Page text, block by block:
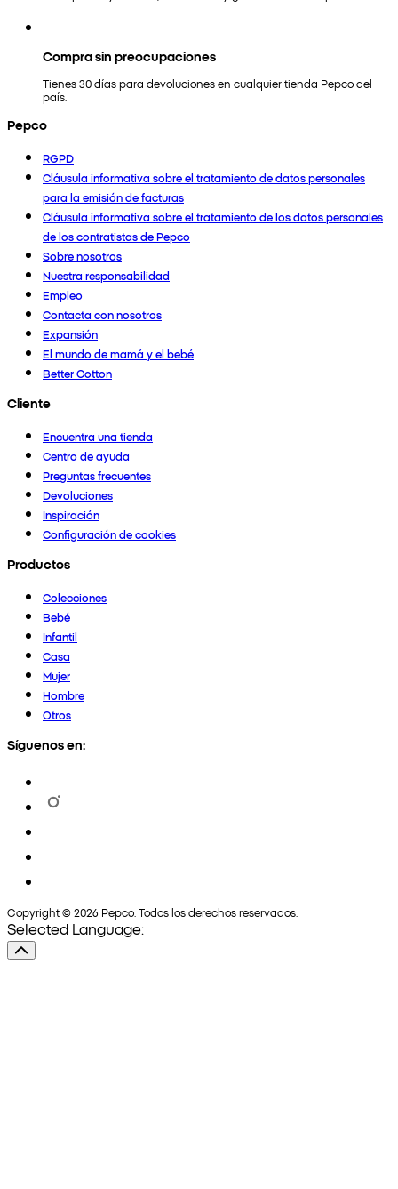
Compra sin preocupaciones
Tienes 30 días para devoluciones en cualquier tienda Pepco del
país.
Pepco
RGPD
Cláusula informativa sobre el tratamiento de datos personales
para la emisión de facturas
Cláusula informativa sobre el tratamiento de los datos personales
de los contratistas de Pepco
Sobre nosotros
Nuestra responsabilidad
Empleo
Contacta con nosotros
Expansión
El mundo de mamá y el bebé
Better Cotton
Cliente
Encuentra una tienda
Centro de ayuda
Preguntas frecuentes
Devoluciones
Inspiración
Configuración de cookies
Productos
Colecciones
Bebé
Infantil
Casa
Mujer
Hombre
Otros
Síguenos en:
Copyright © 2026 Pepco. Todos los derechos reservados.
Selected Language: